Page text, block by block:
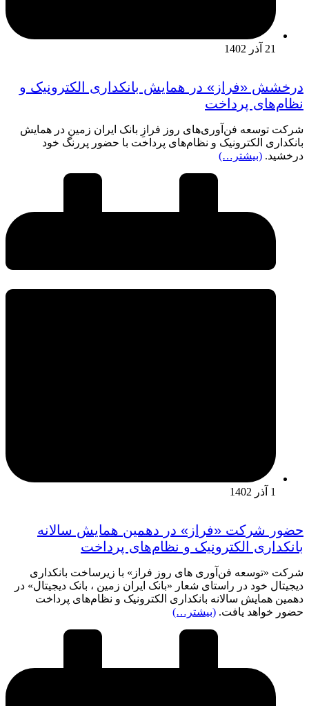
21 آذر 1402
درخشش «فراز» در همایش بانکداری الکترونیک و
نظام‌های پرداخت
شرکت توسعه فن‌آوری‌های روز فرازِ بانک ایران زمین در همایش
بانکداری الکترونیک و نظام‌های پرداخت با حضور پررنگ خود
درخشید. (بیشتر…)
1 آذر 1402
حضور شرکت «فراز» در دهمین همایش سالانه
بانکداری الکترونیک و نظام‌های پرداخت
شرکت «توسعه فن‌آوری های روز فراز» با زیرساخت بانکداری
دیجیتال خود در راستای شعار «بانک ایران زمین ، بانک دیجیتال» در
دهمین همایش سالانه بانکداری الکترونیک و نظام‌های پرداخت
حضور خواهد یافت. (بیشتر…)